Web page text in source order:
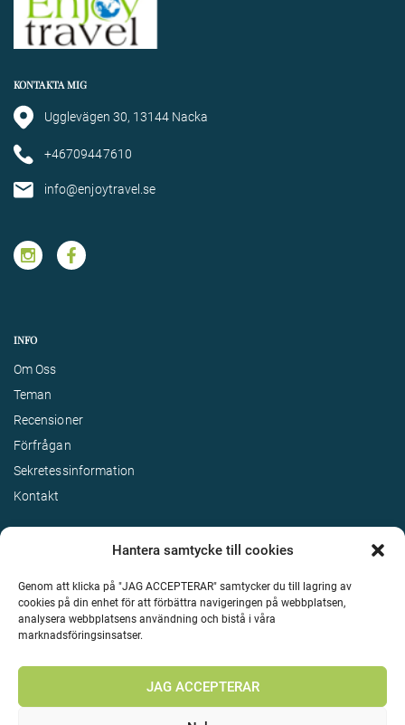
Hantera samtycke till cookies
Genom att klicka på "JAG ACCEPTERAR" samtycker du till lagring av
cookies på din enhet för att förbättra navigeringen på webbplatsen,
analysera webbplatsens användning och bistå i våra
marknadsföringsinsatser.
JAG ACCEPTERAR
KONTAKTA MIG
Ugglevägen 30, 13144 Nacka
+46709447610
info@enjoytravel.se
INFO
Om Oss
Teman
Recensioner
Förfrågan
Sekretessinformation
Kontakt
Upphovsrätt 2026 Enjoy Travel Alla rättigheter reserverade